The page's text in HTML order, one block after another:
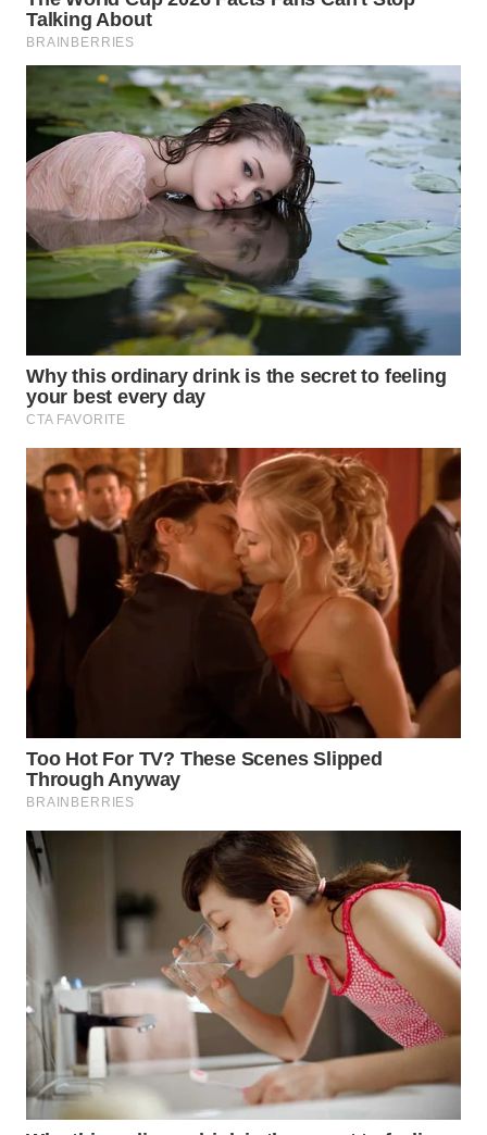
TAPANULI
UTARA
WN
SAMOSIR
WN
PADANG
LAWAS
WN
SUMEDANG
WN
CIANJUR
KEPULAUAN
SERIBU
WN
TANGERANG
WN
WN
INDRAMAYU
KUNINGAN
WN
SUBANG
WN
SUKABUMI